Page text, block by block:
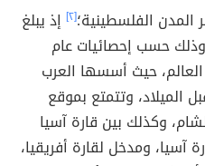
المدن الفلسطينية؛[٢]
إذ يبلغ
نسمة؛ وذلك حسب إحصائيات عام
حيث أسسها العرب
الميلاد، وتتمتع بموقع
وكذلك بين قارة آسيا
آسيا، ومدخل لقارة أفريقيا،